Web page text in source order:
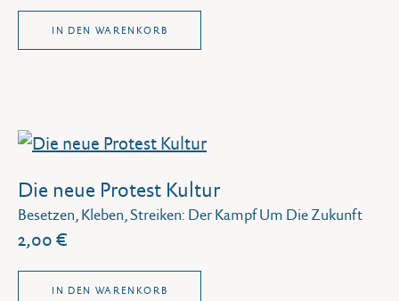
IN DEN WARENKORB
Die neue Protest Kultur
Besetzen, Kleben, Streiken: Der Kampf Um Die Zukunft
2,00 €
IN DEN WARENKORB